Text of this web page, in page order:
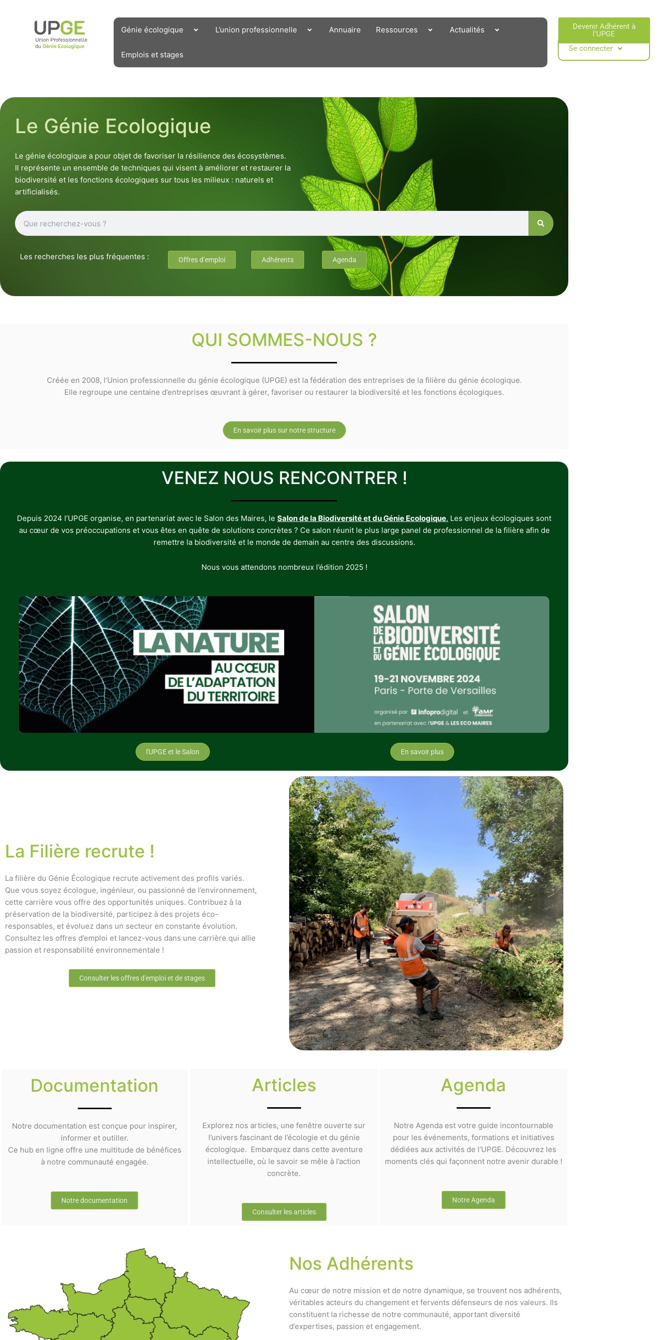
Génie écologique L’union professionnelle Annuaire Ressources Actualités
Emplois et stages
Devenir Adhérent à
l'UPGE​
Se connecter
Le Génie Ecologique
Le génie écologique a pour objet de favoriser la résilience des écosystèmes.
Il représente un ensemble de techniques qui visent à améliorer et restaurer la
biodiversité et les fonctions écologiques sur tous les milieux : naturels et
artificialisés.
Rechercher
Les recherches les plus fréquentes : Offres d’emploi Adhérents Agenda
QUI SOMMES-NOUS ?
Créée en 2008, l’Union professionnelle du génie écologique (UPGE) est la fédération des entreprises de la filière du génie écologique.
Elle regroupe une centaine d’entreprises œuvrant à gérer, favoriser ou restaurer la biodiversité et les fonctions écologiques.
En savoir plus sur notre structure
VENEZ NOUS RENCONTRER !
Depuis 2024 l’UPGE organise, en partenariat avec le Salon des Maires, le Salon de la Biodiversité et du Génie Ecologique. Les enjeux écologiques sont
au cœur de vos préoccupations et vous êtes en quête de solutions concrètes ? Ce salon réunit le plus large panel de professionnel de la filière afin de
remettre la biodiversité et le monde de demain au centre des discussions.
Nous vous attendons nombreux l’édition 2025 !
l'UPGE et le Salon En savoir plus
La Filière recrute !
La filière du Génie Écologique recrute activement des profils variés.
Que vous soyez écologue, ingénieur, ou passionné de l’environnement,
cette carrière vous offre des opportunités uniques. Contribuez à la
préservation de la biodiversité, participez à des projets éco-
responsables, et évoluez dans un secteur en constante évolution.
Consultez les offres d’emploi et lancez-vous dans une carrière qui allie
passion et responsabilité environnementale !
Consulter les offres d'emploi et de stages
Documentation
Notre documentation est conçue pour inspirer,
informer et outiller.
Ce hub en ligne offre une multitude de bénéfices
à notre communauté engagée.
Notre documentation
Articles
Explorez nos articles, une fenêtre ouverte sur
l’univers fascinant de l’écologie et du génie
écologique. Embarquez dans cette aventure
intellectuelle, où le savoir se mêle à l’action
concrète.
Consulter les articles
Agenda
Notre Agenda est votre guide incontournable
pour les événements, formations et initiatives
dédiées aux activités de l’UPGE. Découvrez les
moments clés qui façonnent notre avenir durable !
Notre Agenda
Nos Adhérents
Au cœur de notre mission et de notre dynamique, se trouvent nos adhérents,
véritables acteurs du changement et fervents défenseurs de nos valeurs. Ils
constituent la richesse de notre communauté, apportant diversité
d’expertises, passion et engagement.